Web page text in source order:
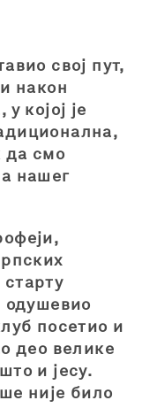
свој пут,
након
којој је
да смо
нашег
одушевио
посетио и
део велике
и јесу.
није било